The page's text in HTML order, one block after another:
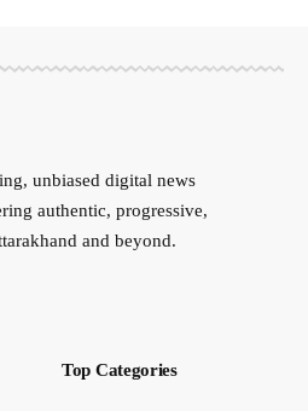
unbiased digital news
authentic, progressive,
and beyond.
Top Categories